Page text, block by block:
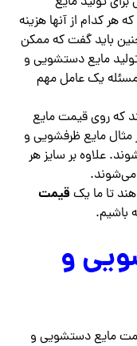
هر کدام از آنها هزینه
باید گفت که ممکن
مایع دستشویی و
یک عامل مهم
که روی قیمت مایع
مثال مایع ظرفشویی و
علاوه بر سایز هر
می‌شوند.
تا ما یک قیمت
باشیم.
و
مایع دستشویی و